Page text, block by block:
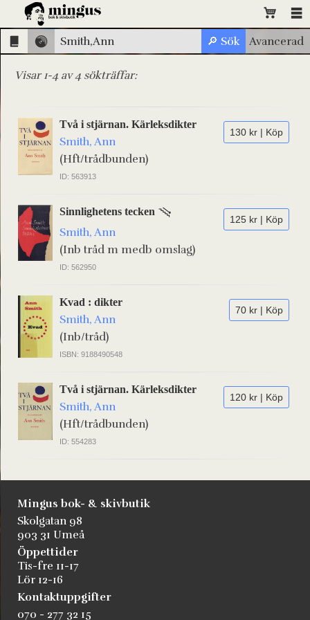
Visar 1-4 av 4 sökträffar:
130 kr | Köp
Två i stjärnan. Kärleksdikter
Smith, Ann
(Hft/trådbunden)
ID: 563913
125 kr | Köp
Sinnlighetens tecken
Smith, Ann
(Inb tråd m medb omslag)
ID: 562950
70 kr | Köp
Kvad : dikter
Smith, Ann
(Inb/tråd)
ISBN: 9188490548
120 kr | Köp
Två i stjärnan. Kärleksdikter
Smith, Ann
(Hft/trådbunden)
ID: 554283
Mingus bok- & skivbutik
Skolgatan 98
903 31 Umeå
Öppettider
Tis-fre 11-17
Lör 12-16
Kontaktuppgifter
070 - 277 32 15